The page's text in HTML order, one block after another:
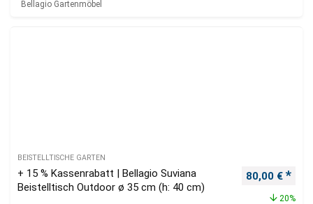
Bellagio Gartenmöbel
BEISTELLTISCHE GARTEN
+ 15 % Kassenrabatt | Bellagio Suviana
Beistelltisch Outdoor ø 35 cm (h: 40 cm)
80,00 €
20%